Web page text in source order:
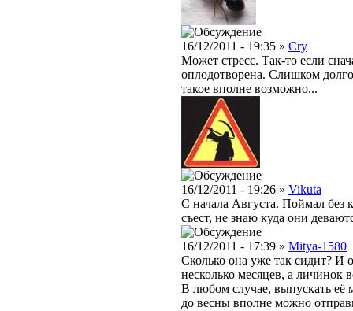
16/12/2011 - 19:35 » Cry
Может стресс. Так-то если
оплодотворена. Слишком долго
такое вполне возможно...
16/12/2011 - 19:26 » Vikuta
C начала Августа. Поймал
съест, не знаю куда они
16/12/2011 - 17:39 » Mitya-1580
Сколько она уже так сидит? И
несколько месяцев, а личинок
В любом случае, выпускать её
до весны вполне можно